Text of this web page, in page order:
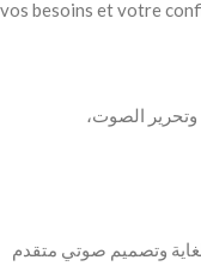
vos besoins et votre
وتحرير الصوت،
وتصميم صوتي متقدم